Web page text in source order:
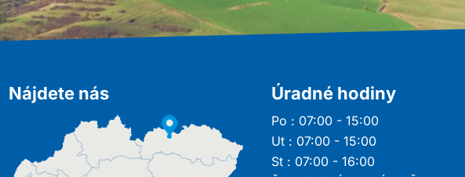
Nájdete nás Úradné hodiny
Po : 07:00 - 15:00
Ut : 07:00 - 15:00
St : 07:00 - 16:00